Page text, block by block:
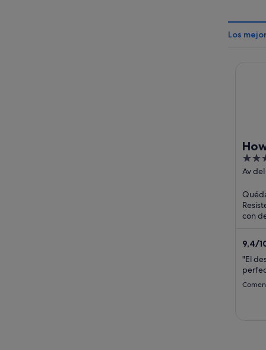
Los
4.5
out
5
Av
con
9,4/
"El